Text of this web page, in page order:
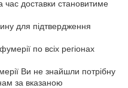
час доставки становитиме
для підтвердження
по всіх регіонах
Ви не знайшли потрібну
за вказаною